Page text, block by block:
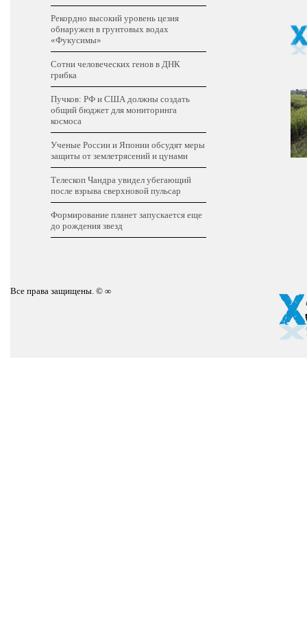
Рекордно высокий уровень цезия
обнаружен в грунтовых водах
«Фукусимы»
Сотни человеческих генов в ДНК
грибка
Пучков: РФ и США должны создать
общий бюджет для мониторинга
космоса
Ученые России и Японии обсудят меры
защиты от землетрясений и цунами
Телескоп Чандра увидел убегающий
после взрыва сверхновой пульсар
Формирование планет запускается еще
до рождения звезд
Все права защищены. © ∞